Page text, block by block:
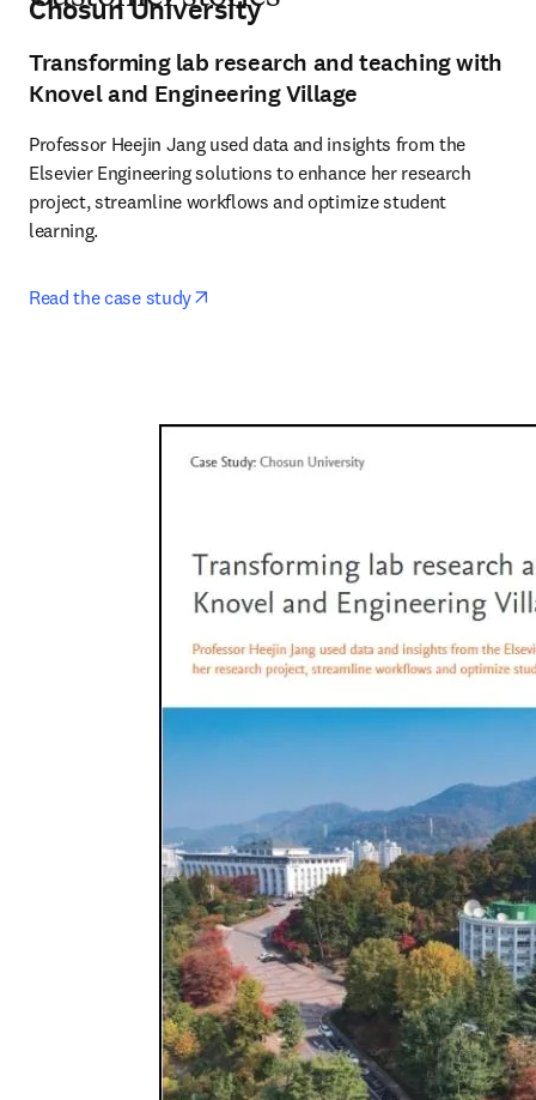
Chosun University
Transforming lab research and teaching with
Knovel and Engineering Village
Professor Heejin Jang used data and insights from the
Elsevier Engineering solutions to enhance her research
project, streamline workflows and optimize student
learning.
Read the case study